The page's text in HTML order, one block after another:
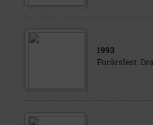
1993
Forårsfest.